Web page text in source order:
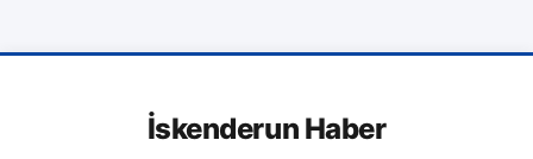
İskenderun Haber